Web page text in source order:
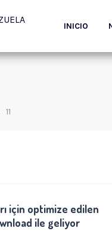
INICIO
11
için optimize edilen
ile geliyor